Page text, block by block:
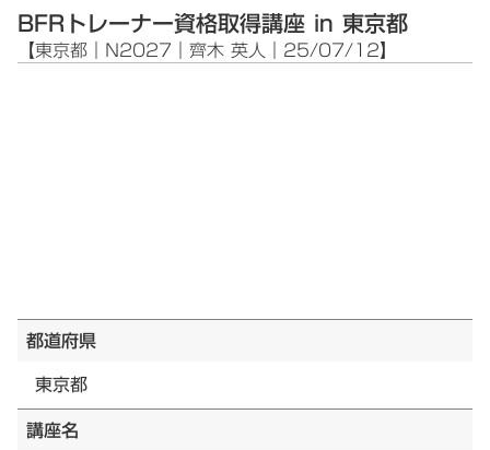
BFRトレーナー資格取得講座 in 東京都
【東京都｜N2027｜齊木 英人｜25/07/12】
都道府県
東京都
講座名